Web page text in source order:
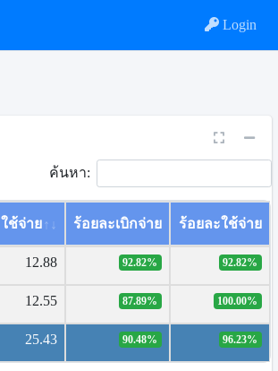
Login
ค้นหา:
ใช้จ่าย ร้อยละเบิกจ่าย ร้อยละใช้จ่าย
12.88 92.82% 92.82%
12.55 87.89% 100.00%
25.43 90.48% 96.23%